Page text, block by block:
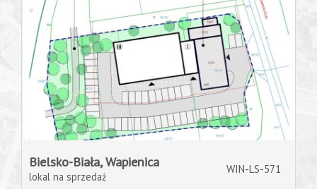
Bielsko-Biała, Wapienica
lokal na sprzedaż
WIN-LS-571